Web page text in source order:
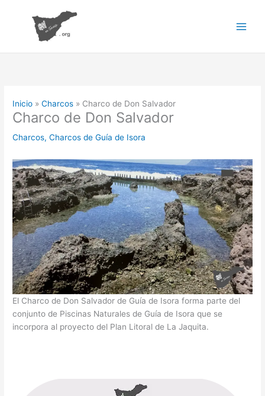
contenido
Inicio Charcos Charco de Don Salvador
Charco de Don Salvador
Charcos,Charcos de Guía de Isora
El Charco de Don Salvador de Guía de Isora forma parte del
conjunto de Piscinas Naturales de Guía de Isora que se
incorpora al proyecto del Plan Litoral de La Jaquita.